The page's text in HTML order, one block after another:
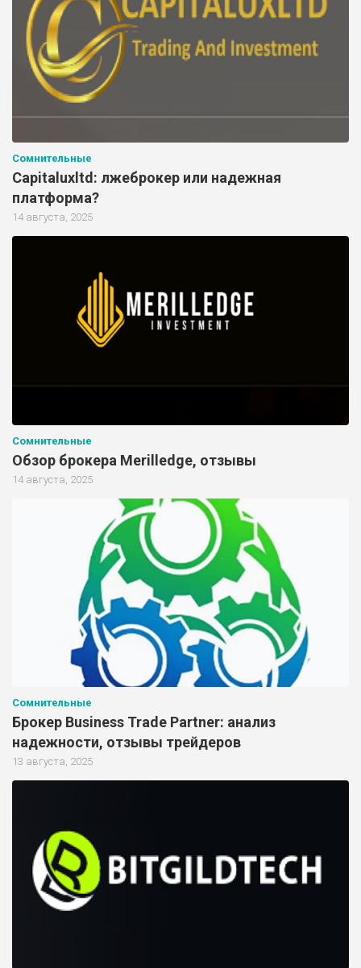
Сомнительные
Capitaluxltd: лжеброкер или надежная
платформа?
14 августа, 2025
Сомнительные
Обзор брокера Merilledge, отзывы
14 августа, 2025
Сомнительные
Брокер Business Trade Partner: анализ
надежности, отзывы трейдеров
13 августа, 2025